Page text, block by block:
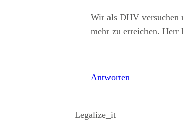
Wir als DHV versuchen
mehr zu erreichen.
Antworten
Legalize_it